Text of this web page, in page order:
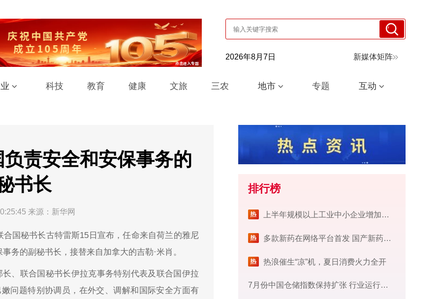
2026年8月7日 新媒体矩阵
科技 教育 健康 文旅 三农 地市 专题 互动
责安全和安保事务的
书长
来源：新华网
国秘书长古特雷斯15日宣布，任命来自荷兰的雅尼
务的副秘书长，接替来自加拿大的吉勒·米肖。
、联合国秘书长伊拉克事务特别代表及联合国伊拉
问题特别协调员，在外交、调解和国际安全方面有
排行榜
上半年规模以上工业中小企业增加值同比增长5.8%
多款新药在网络平台首发 国产新药为何被全球“扫货”
热浪催生“凉”机，夏日消费火力全开
7月份中国仓储指数保持扩张 行业运行韧性较强